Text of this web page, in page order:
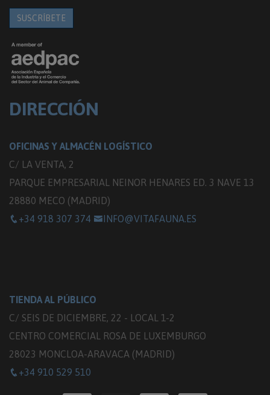
SUSCRÍBETE
DIRECCIÓN
OFICINAS Y ALMACÉN LOGÍSTICO
C/ LA VENTA, 2
PARQUE EMPRESARIAL NEINOR HENARES ED. 3 NAVE 13
28880 MECO (MADRID)
+34 918 307 374
INFO@VITAFAUNA.ES
TIENDA AL PÚBLICO
C/ SEIS DE DICIEMBRE, 22 - LOCAL 1-2
CENTRO COMERCIAL ROSA DE LUXEMBURGO
28023 MONCLOA-ARAVACA (MADRID)
+34 910 529 510